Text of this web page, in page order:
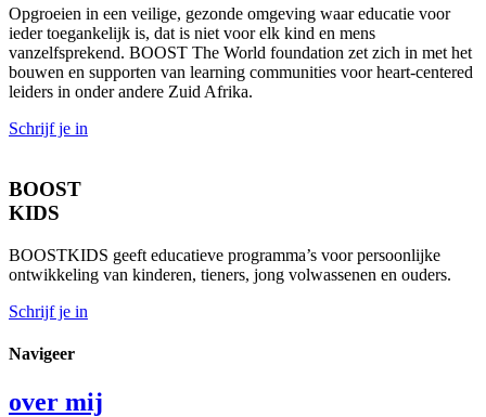
Opgroeien in een veilige, gezonde omgeving waar educatie voor
ieder toegankelijk is, dat is niet voor elk kind en mens
vanzelfsprekend. BOOST The World foundation zet zich in met het
bouwen en supporten van learning communities voor heart-centered
leiders in onder andere Zuid Afrika.
Schrijf je in
BOOST
KIDS
BOOSTKIDS geeft educatieve programma’s voor persoonlijke
ontwikkeling van kinderen, tieners, jong volwassenen en ouders.
Schrijf je in
Navigeer
over mij